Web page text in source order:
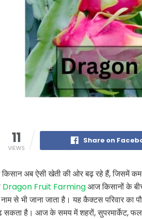
11
VIEWS
Share on
किसान अब ऐसी खेती की ओर बढ़ रहे हैं, जिसमें
Dragon Fruit Farmingआज किसानों के
से भी जाना जाता है। यह कैक्टस परिवार का
सकता है। आज के समय में शहरों, सुपरमार्केट,